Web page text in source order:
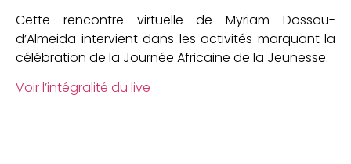
Cette rencontre virtuelle de Myriam Dossou-
d’Almeida intervient dans les activités marquant la
célébration de la Journée Africaine de la Jeunesse.
Voir l’intégralité du live